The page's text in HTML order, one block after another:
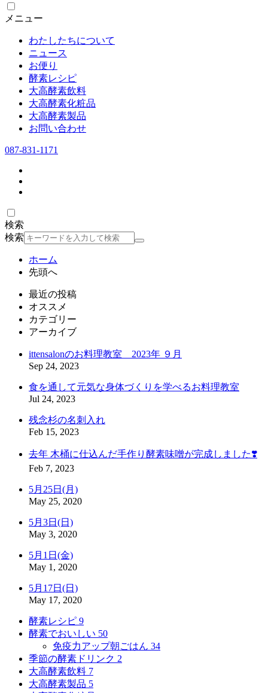
メニュー
わたしたちについて
ニュース
お便り
酵素レシピ
大高酵素飲料
大高酵素化粧品
大高酵素製品
お問い合わせ
087-831-1171
検索
検索
ホーム
先頭へ
最近の投稿
オススメ
カテゴリー
アーカイブ
ittensalonのお料理教室 2023年 ９月
Sep 24, 2023
食を通して元気な身体づくりを学べるお料理教室
Jul 24, 2023
残念杉の名刺入れ
Feb 15, 2023
去年 木桶に仕込んだ手作り酵素味噌が完成しました❣️
Feb 7, 2023
5月25日(月)
May 25, 2020
5月3日(日)
May 3, 2020
5月1日(金)
May 1, 2020
5月17日(日)
May 17, 2020
酵素レシピ 9
酵素でおいしい 50
免疫力アップ朝ごはん 34
季節の酵素ドリンク 2
大高酵素飲料 7
大高酵素製品 5